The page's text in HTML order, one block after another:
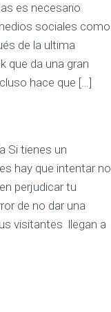
es necesario
sociales como
de la ultima
que da una gran
hace que […]
Si tienes un
hay que intentar no
perjudicar tu
de no dar una
visitantes llegan a